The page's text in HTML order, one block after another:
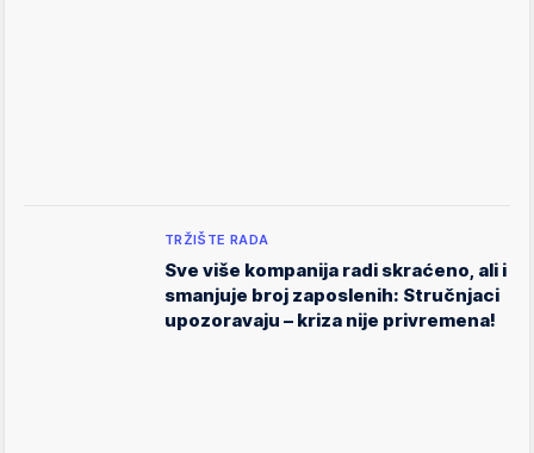
TRŽIŠTE RADA
Sve više kompanija radi skraćeno, ali i
smanjuje broj zaposlenih: Stručnjaci
upozoravaju – kriza nije privremena!